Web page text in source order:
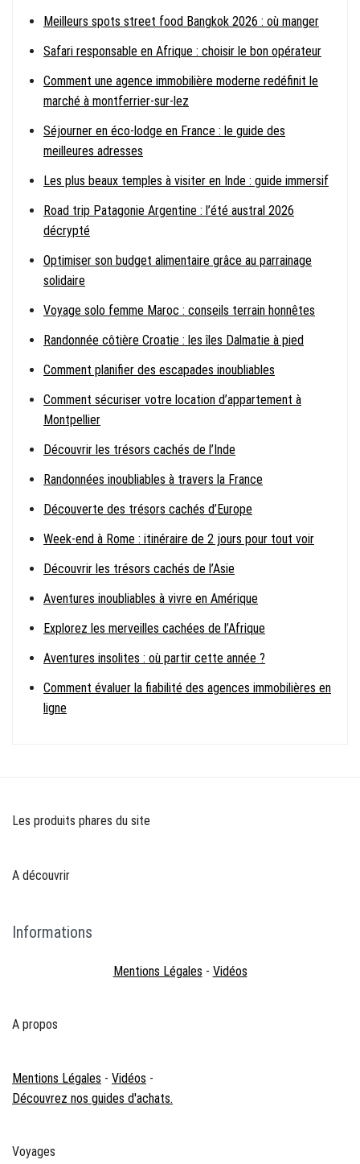
Meilleurs spots street food Bangkok 2026 : où manger
Safari responsable en Afrique : choisir le bon opérateur
Comment une agence immobilière moderne redéfinit le
marché à montferrier-sur-lez
Séjourner en éco-lodge en France : le guide des
meilleures adresses
Les plus beaux temples à visiter en Inde : guide immersif
Road trip Patagonie Argentine : l’été austral 2026
décrypté
Optimiser son budget alimentaire grâce au parrainage
solidaire
Voyage solo femme Maroc : conseils terrain honnêtes
Randonnée côtière Croatie : les îles Dalmatie à pied
Comment planifier des escapades inoubliables
Comment sécuriser votre location d’appartement à
Montpellier
Découvrir les trésors cachés de l’Inde
Randonnées inoubliables à travers la France
Découverte des trésors cachés d’Europe
Week-end à Rome : itinéraire de 2 jours pour tout voir
Découvrir les trésors cachés de l’Asie
Aventures inoubliables à vivre en Amérique
Explorez les merveilles cachées de l’Afrique
Aventures insolites : où partir cette année ?
Comment évaluer la fiabilité des agences immobilières en
ligne
Les produits phares du site
A découvrir
Informations
Mentions Légales - Vidéos
A propos
Mentions Légales - Vidéos -
Découvrez nos guides d'achats.
Voyages